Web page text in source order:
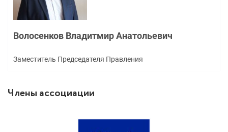
Волосенков Владитмир Анатольевич
Заместитель Председателя Правления
Члены ассоциации